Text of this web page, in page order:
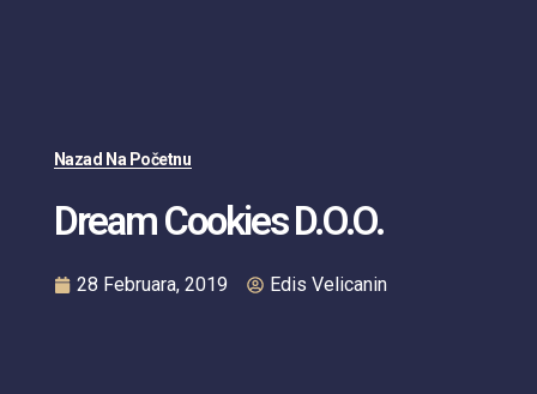
Nazad Na Početnu
Dream Cookies D.o.o.
28 Februara, 2019 Edis Velicanin